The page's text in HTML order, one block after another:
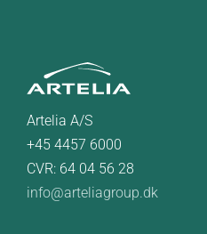
Artelia A/S
+45 4457 6000
CVR: 64 04 56 28
info@arteliagroup.dk